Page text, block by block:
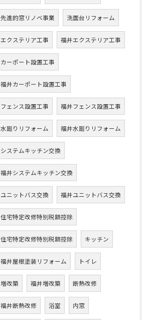
先進的窓リノベ事業 洗面台リフォーム
エクステリア工事 福井エクステリア工事
カーポート設置工事
福井カーポート設置工事
フェンス設置工事 福井フェンス設置工事
水廻りリフォーム 福井水廻りリフォーム
システムキッチン交換
福井システムキッチン交換
ユニットバス交換 福井ユニットバス交換
住宅特定改修特別税額控除
住宅特定改修特別税額控除 キッチン
福井屋根塗装リフォーム トイレ
増改築 福井増改築 断熱改修
福井断熱改修 浴室 内窓